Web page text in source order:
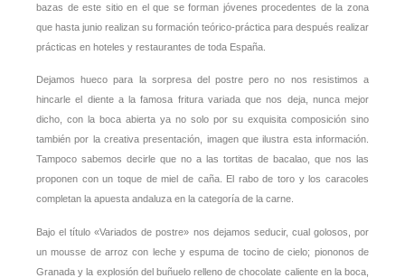
bazas de este sitio en el que se forman jóvenes procedentes de la zona
que hasta junio realizan su formación teórico-práctica para después realizar
prácticas en hoteles y restaurantes de toda España.
Dejamos hueco para la sorpresa del postre pero no nos resistimos a
hincarle el diente a la famosa fritura variada que nos deja, nunca mejor
dicho, con la boca abierta ya no solo por su exquisita composición sino
también por la creativa presentación, imagen que ilustra esta información.
Tampoco sabemos decirle que no a las tortitas de bacalao, que nos las
proponen con un toque de miel de caña. El rabo de toro y los caracoles
completan la apuesta andaluza en la categoría de la carne.
Bajo el título «Variados de postre» nos dejamos seducir, cual golosos, por
un mousse de arroz con leche y espuma de tocino de cielo; piononos de
Granada y la explosión del buñuelo relleno de chocolate caliente en la boca,